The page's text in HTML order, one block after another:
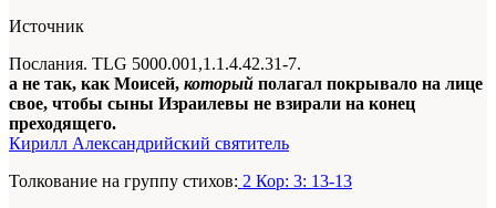
Источник
Послания. TLG 5000.001,1.1.4.42.31-7.
а не так, как Моисей, который полагал покрывало на лице
свое, чтобы сыны Израилевы не взирали на конец
преходящего.
Кирилл Александрийский святитель
Толкование на группу стихов: 2 Кор: 3: 13-13